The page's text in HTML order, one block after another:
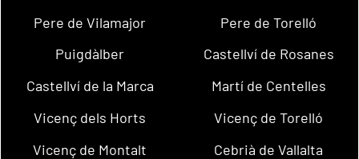
Pere de Vilamajor
Pere de Torelló
Puigdàlber
Castellví de Rosanes
Castellví de la Marca
Martí de Centelles
Vicenç dels Horts
Vicenç de Torelló
Vicenç de Montalt
Cebrià de Vallalta